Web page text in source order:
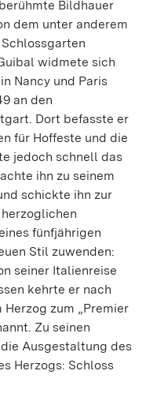
Bildhauer
dem unter anderem
widmete sich
Nancy und Paris
an den
Dort befasste er
für Hoffeste und die
jedoch schnell das
ihn zu seinem
schickte ihn zur
fünfjährigen
Stil zuwenden:
seiner Italienreise
kehrte er nach
zum „Premier
Zu seinen
Ausgestaltung des
Herzogs: Schloss